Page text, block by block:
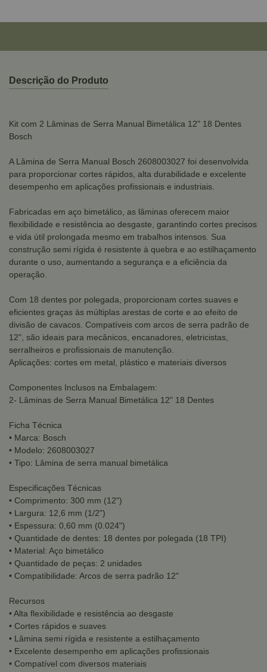
Descrição do Produto
Kit com 2 Lâminas de Serra Manual Bimetálica 12" 18 Dentes
Bosch
A Lâmina de Serra Manual Bosch 2608003027 foi desenvolvida
para proporcionar cortes rápidos, alta durabilidade e excelente
desempenho em aplicações profissionais e industriais.
Fabricadas em aço bimetálico, as lâminas oferecem maior
flexibilidade e resistência ao desgaste, garantindo cortes precisos
e vida útil prolongada mesmo em trabalhos intensos. Sua
construção semi rígida é resistente à quebra e ao estilhaçamento
durante o uso, aumentando a segurança e a eficiência da
operação.
Com 18 dentes por polegada, proporcionam cortes suaves e
eficientes graças às múltiplas arestas de corte e ao efeito de
divisão de cavacos. Compatíveis com arcos de serra padrão de
12", são ideais para mecânicos, encanadores, eletricistas,
serralheiros e profissionais de manutenção.
Aplicações: cortes em metal, plástico e materiais diversos
Componentes Inclusos na Embalagem:
2- Lâminas de Serra Manual Bimetálica 12" 18 Dentes
Ficha Técnica
• Marca: Bosch
• Modelo: 2608003027
• Tipo: Lâmina de serra manual bimetálica
Especificações Técnicas
• Comprimento: 300 mm (12")
• Largura: 12,6 mm (1/2")
• Espessura: 0,60 mm (0.024")
• Quantidade de dentes: 18 dentes por polegada (18 TPI)
• Material: Aço bimetálico
• Quantidade de peças: 2 unidades
• Compatibilidade: Arcos de serra padrão 12"
Recursos
• Alta flexibilidade e resistência ao desgaste
• Cortes rápidos e suaves
• Lâmina semi rígida e resistente a estilhaçamento
• Excelente desempenho em aplicações profissionais
• Compatível com diversos materiais